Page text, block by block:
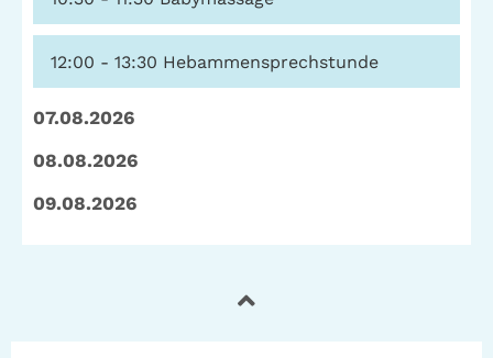
12:00 - 13:30 Hebammensprechstunde
07.08.2026
08.08.2026
09.08.2026